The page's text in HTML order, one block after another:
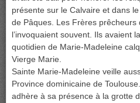
présente sur le Calvaire et dans
de Pâques. Les Frères prêcheurs
l’invoquaient souvent. Ils avaient
quotidien de Marie-Madeleine
Vierge Marie.
Sainte Marie-Madeleine veille
Province dominicaine de
adhère à sa présence à la grotte